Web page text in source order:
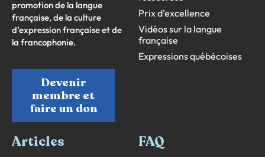
promotion de la langue
française, de la culture
d’expression française et de
la francophonie.
Devenir
membre et
faire un don
Prix d’excellence
Vidéos sur la langue
française
Expressions québécoises
Articles
FAQ